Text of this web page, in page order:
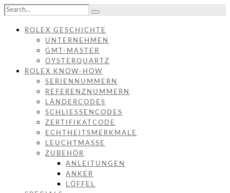
ROLEX GESCHICHTE
UNTERNEHMEN
GMT-MASTER
OYSTERQUARTZ
ROLEX KNOW-HOW
SERIENNUMMERN
REFERENZNUMMERN
LÄNDERCODES
SCHLIESSENCODES
ZERTIFIKATCODE
ECHTHEITSMERKMALE
LEUCHTMASSE
ZUBEHÖR
ANLEITUNGEN
ANKER
LÖFFEL